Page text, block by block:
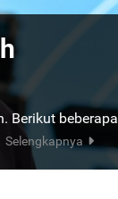
Dunia
beberapa kata-